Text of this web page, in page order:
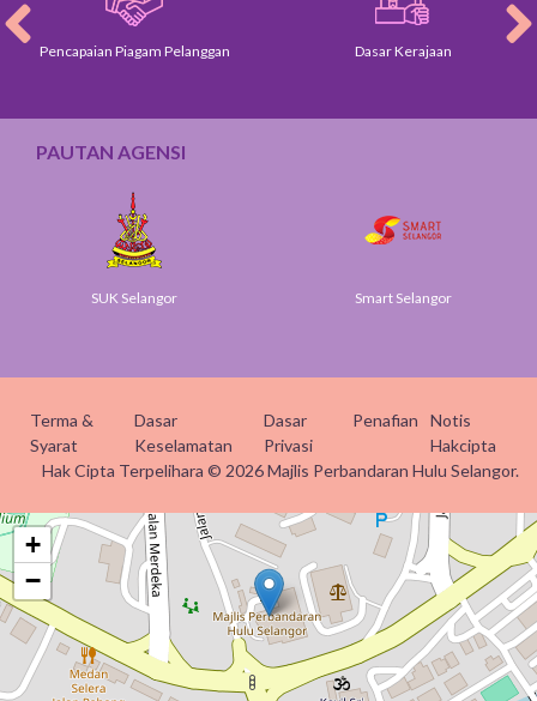
Pencapaian Piagam Pelanggan Dasar Kerajaan
PAUTAN AGENSI
SUK Selangor Smart Selangor
Terma &
Syarat
Dasar
Keselamatan
Dasar
Privasi
Penafian
Notis
Hakcipta
Hak Cipta Terpelihara © 2026 Majlis Perbandaran Hulu Selangor.
+
−